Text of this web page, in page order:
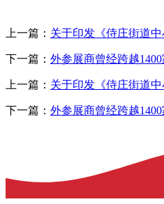
上一篇： 关于印发《侍庄街道
下一篇： 外参展商曾经跨越1400
上一篇： 关于印发《侍庄街道
下一篇： 外参展商曾经跨越1400